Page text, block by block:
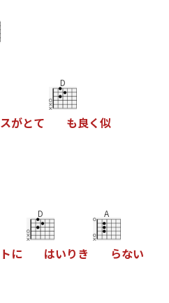
スがとて
D
も良く似
トに
D
はいり き
A
らない